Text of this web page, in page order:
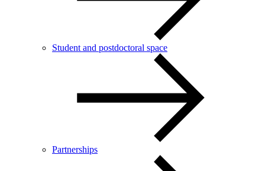
Student and postdoctoral space
Partnerships